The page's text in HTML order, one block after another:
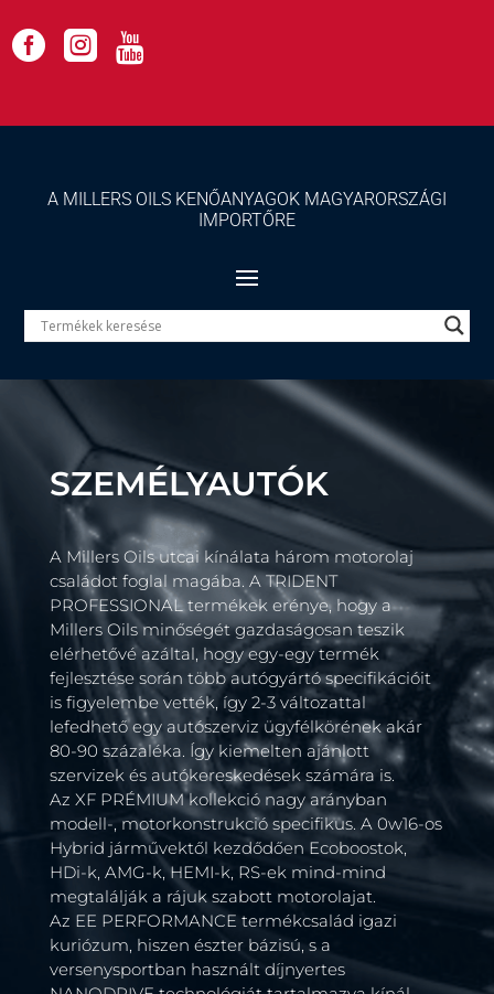
  
A MILLERS OILS KENŐANYAGOK MAGYARORSZÁGI
IMPORTŐRE
SZEMÉLYAUTÓK
A Millers Oils utcai kínálata három motorolaj
családot foglal magába. A TRIDENT
PROFESSIONAL termékek erénye, hogy a
Millers Oils minőségét gazdaságosan teszik
elérhetővé azáltal, hogy egy-egy termék
fejlesztése során több autógyártó specifikációit
is figyelembe vették, így 2-3 változattal
lefedhető egy autószerviz ügyfélkörének akár
80-90 százaléka. Így kiemelten ajánlott
szervizek és autókereskedések számára is.
Az XF PRÉMIUM kollekció nagy arányban
modell-, motorkonstrukció specifikus. A 0w16-os
Hybrid járművektől kezdődően Ecoboostok,
HDi-k, AMG-k, HEMI-k, RS-ek mind-mind
megtalálják a rájuk szabott motorolajat.
Az EE PERFORMANCE termékcsalád igazi
kuriózum, hiszen észter bázisú, s a
versenysportban használt díjnyertes